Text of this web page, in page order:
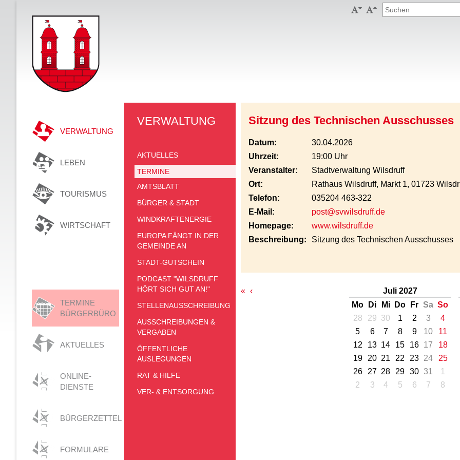
 
VERWALTUNG
LEBEN
TOURISMUS
WIRTSCHAFT
TERMINE
BÜRGERBÜRO
AKTUELLES
ONLINE-
DIENSTE
BÜRGERZETTEL
FORMULARE
VERWALTUNG
AKTUELLES
TERMINE
AMTSBLATT
BÜRGER & STADT
WINDKRAFTENERGIE
EUROPA FÄNGT IN DER
GEMEINDE AN
STADT-GUTSCHEIN
PODCAST "WILSDRUFF
HÖRT SICH GUT AN!"
STELLENAUSSCHREIBUNG
AUSSCHREIBUNGEN &
VERGABEN
ÖFFENTLICHE
AUSLEGUNGEN
RAT & HILFE
VER- & ENTSORGUNG
Sitzung des Technischen Ausschusses
Datum:
30.04.2026
Uhrzeit:
19:00 Uhr
Veranstalter:
Stadtverwaltung Wilsdruff
Ort:
Rathaus Wilsdruff, Markt 1, 01723
Telefon:
035204 463-322
E-Mail:
post@svwilsdruff.de
Homepage:
www.wilsdruff.de
Beschreibung:
Sitzung des Technischen Ausschusses
« ‹
Juli 2027
Mo
Di Mi Do Fr Sa So
28
29 30 1 2 3
4
5
6 7 8 9 10
11
12
13 14 15 16 17
18
19
20 21 22 23 24
25
26
27 28 29 30 31
1
2
3 4 5 6 7 8